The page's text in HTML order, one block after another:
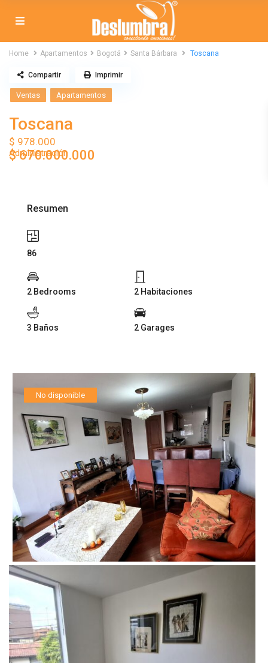
Home Apartamentos Bogotá Santa Bárbara Toscana
Ventas Apartamentos
Toscana
$ 978.000
Administración
$ 670.000.000
Compartir Imprimir
Resumen
86
2 Bedrooms 2 Habitaciones
3 Baños 2 Garages
No disponible